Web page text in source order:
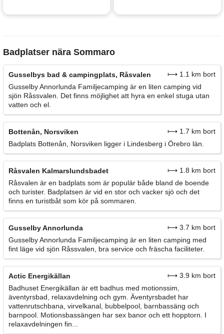
Badplatser nära Sommaro
Gusselbys bad & campingplats, Råsvalen
⟼ 1.1 km bort
Gusselby Annorlunda Familjecamping är en liten camping vid
sjön Råssvalen. Det finns möjlighet att hyra en enkel stuga utan
vatten och el.
Bottenån, Norsviken
⟼ 1.7 km bort
Badplats Bottenån, Norsviken ligger i Lindesberg i Örebro län.
Råsvalen Kalmarslundsbadet
⟼ 1.8 km bort
Råsvalen är en badplats som är populär både bland de boende
och turister. Badplatsen är vid en stor och vacker sjö och det
finns en turistbåt som kör på sommaren.
Gusselby Annorlunda
⟼ 3.7 km bort
Gusselby Annorlunda Familjecamping är en liten camping med
fint läge vid sjön Råssvalen, bra service och fräscha faciliteter.
Actic Energikällan
⟼ 3.9 km bort
Badhuset Energikällan är ett badhus med motionssim,
äventyrsbad, relaxavdelning och gym. Äventyrsbadet har
vattenrutschbana, virvelkanal, bubbelpool, barnbassäng och
barnpool. Motionsbassängen har sex banor och ett hopptorn. I
relaxavdelningen fin...